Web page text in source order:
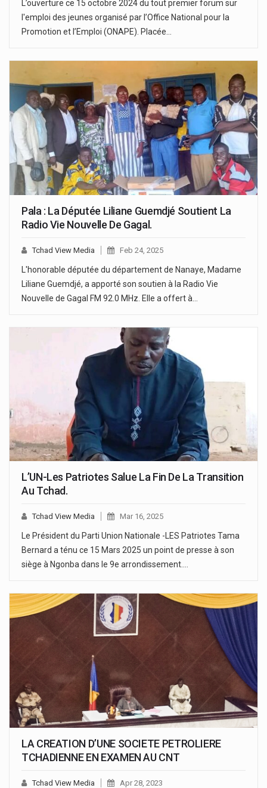
L’ouverture ce 15 octobre 2024 du tout premier forum sur
l'emploi des jeunes organisé par l’Office National pour la
Promotion et l’Emploi (ONAPE). Placée…
Pala : La Députée Liliane Guemdjé Soutient La
Radio Vie Nouvelle De Gagal.
Tchad View Media Feb 24, 2025
L'honorable députée du département de Nanaye, Madame
Liliane Guemdjé, a apporté son soutien à la Radio Vie
Nouvelle de Gagal FM 92.0 MHz. Elle a offert à…
L’UN-Les Patriotes Salue La Fin De La Transition
Au Tchad.
Tchad View Media Mar 16, 2025
Le Président du Parti Union Nationale -LES Patriotes Tama
Bernard a ténu ce 15 Mars 2025 un point de presse à son
siège à Ngonba dans le 9e arrondissement.…
LA CREATION D’UNE SOCIETE PETROLIERE
TCHADIENNE EN EXAMEN AU CNT
Tchad View Media Apr 28, 2023